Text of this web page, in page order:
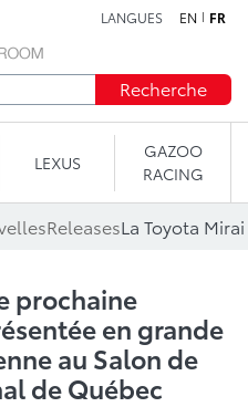
LANGUES EN FR
Recherche
LEXUS
GAZOO
RACING
Releases
prochaine
en grande
au Salon de
de Québec